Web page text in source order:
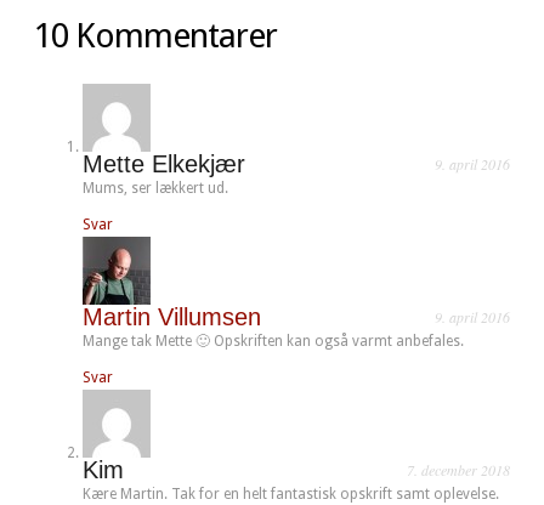
10 Kommentarer
Mette Elkekjær 9. april 2016
Mums, ser lækkert ud.
Svar
Martin Villumsen 9. april 2016
Mange tak Mette 🙂 Opskriften kan også varmt anbefales.
Svar
Kim 7. december 2018
Kære Martin. Tak for en helt fantastisk opskrift samt oplevelse.